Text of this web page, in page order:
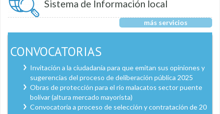
Sistema de Información local
más servicios
CONVOCATORIAS
Invitación a la ciudadanía para que emitan sus opiniones y
sugerencias del proceso de deliberación pública 2025
Obras de protección para el río malacatos sector puente
bolívar (altura mercado mayorista)
Convocatoria a proceso de selección y contratación de 20